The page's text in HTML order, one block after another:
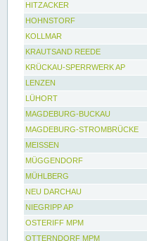
HITZACKER
HOHNSTORF
KOLLMAR
KRAUTSAND REEDE
KRÜCKAU-SPERRWERK AP
LENZEN
LÜHORT
MAGDEBURG-BUCKAU
MAGDEBURG-STROMBRÜCKE
MEISSEN
MÜGGENDORF
MÜHLBERG
NEU DARCHAU
NIEGRIPP AP
OSTERIFF MPM
OTTERNDORF MPM